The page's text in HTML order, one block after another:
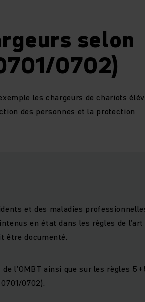
selon
0702)
les chargeurs de chariots
des personnes et la protection
et des maladies
en état dans les règles de l’art
être documenté.
l’OMBT ainsi que sur les règles
0702).